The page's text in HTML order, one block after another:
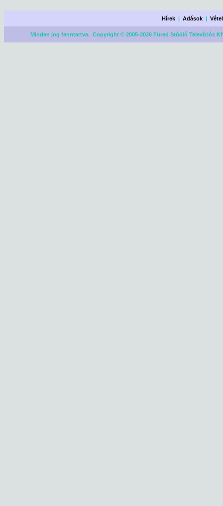
Hírek |Adások |
Minden jog fenntartva. Copyright © 2005-2026 Füred Stúdió Televíziós